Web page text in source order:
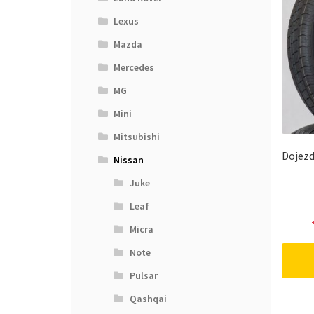
Lexus
Mazda
Mercedes
MG
Mini
Mitsubishi
Nissan
Juke
Leaf
Micra
Note
Pulsar
Qashqai